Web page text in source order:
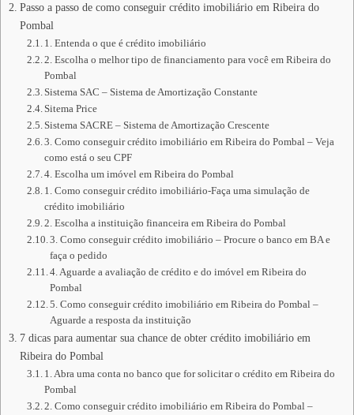
Passo a passo de como conseguir crédito imobiliário em Ribeira do
Pombal
1. Entenda o que é crédito imobiliário
2. Escolha o melhor tipo de financiamento para você em Ribeira do
Pombal
Sistema SAC – Sistema de Amortização Constante
Sitema Price
Sistema SACRE – Sistema de Amortização Crescente
3. Como conseguir crédito imobiliário em Ribeira do Pombal – Veja
como está o seu CPF
4. Escolha um imóvel em Ribeira do Pombal
1. Como conseguir crédito imobiliário-Faça uma simulação de
crédito imobiliário
2. Escolha a instituição financeira em Ribeira do Pombal
3. Como conseguir crédito imobiliário – Procure o banco em BA e
faça o pedido
4. Aguarde a avaliação de crédito e do imóvel em Ribeira do
Pombal
5. Como conseguir crédito imobiliário em Ribeira do Pombal –
Aguarde a resposta da instituição
7 dicas para aumentar sua chance de obter crédito imobiliário em
Ribeira do Pombal
1. Abra uma conta no banco que for solicitar o crédito em Ribeira do
Pombal
2. Como conseguir crédito imobiliário em Ribeira do Pombal –